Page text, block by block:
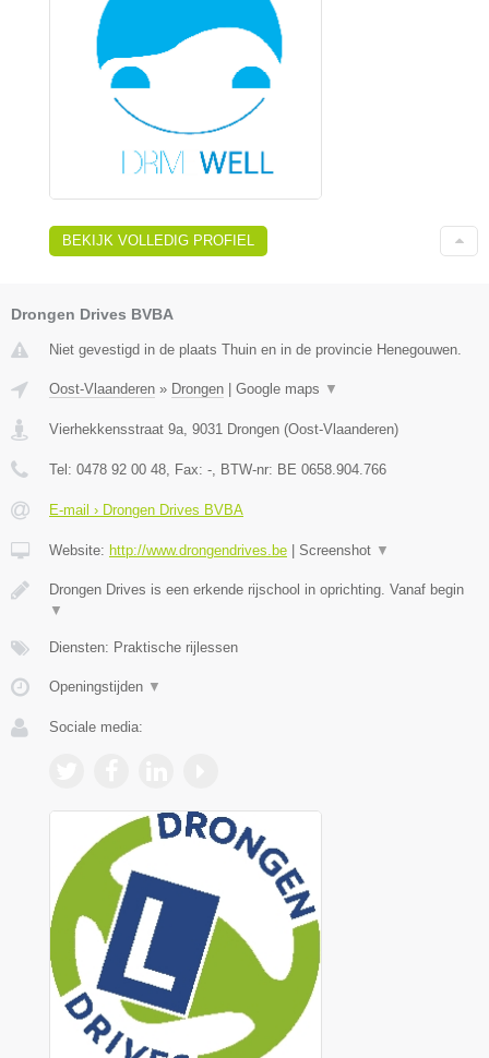
BEKIJK VOLLEDIG PROFIEL
Drongen Drives BVBA
Niet gevestigd in de plaats Thuin en in de provincie Henegouwen.
Oost-Vlaanderen » Drongen Google maps ▼
Vierhekkensstraat 9a, 9031 Drongen (Oost-Vlaanderen)
Tel: 0478 92 00 48, Fax: -, BTW-nr: BE 0658.904.766
E-mail › Drongen Drives BVBA
Website: http://www.drongendrives.be Screenshot ▼
Drongen Drives is een erkende rijschool in oprichting. Vanaf begin
▼
Diensten: Praktische rijlessen
Openingstijden ▼
Sociale media: